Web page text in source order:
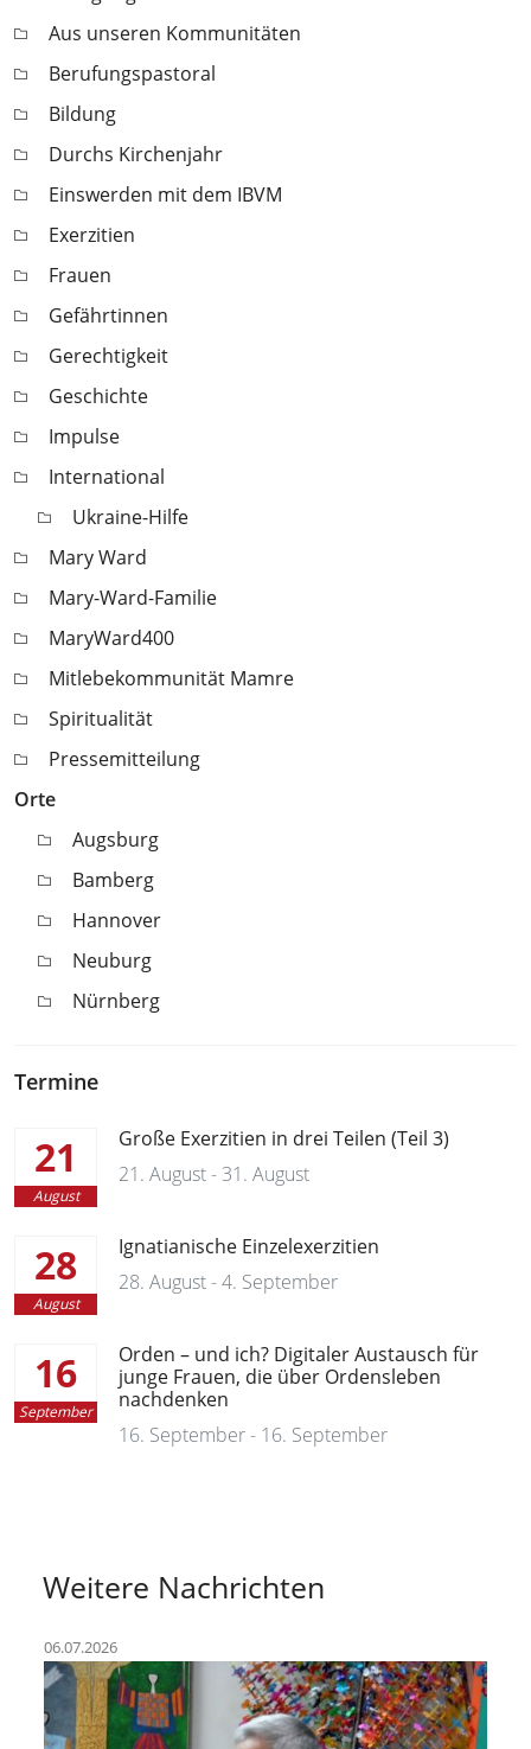
Aus unseren Kommunitäten
Berufungspastoral
Bildung
Durchs Kirchenjahr
Einswerden mit dem IBVM
Exerzitien
Frauen
Gefährtinnen
Gerechtigkeit
Geschichte
Impulse
International
Ukraine-Hilfe
Mary Ward
Mary-Ward-Familie
MaryWard400
Mitlebekommunität Mamre
Spiritualität
Pressemitteilung
Orte
Augsburg
Bamberg
Hannover
Neuburg
Nürnberg
Termine
21
August
Große Exerzitien in drei Teilen (Teil 3)
21. August - 31. August
28
August
Ignatianische Einzelexerzitien
28. August - 4. September
16
September
Orden – und ich? Digitaler Austausch für
junge Frauen, die über Ordensleben
nachdenken
16. September - 16. September
Weitere Nachrichten
06.07.2026